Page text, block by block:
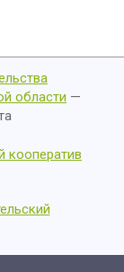
области —
кооператив